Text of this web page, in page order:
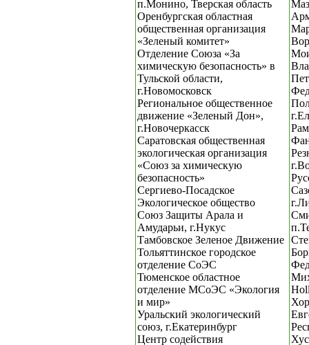
п.Монино, Тверская область
Оренбургская областная
общественная организация
«Зеленый комитет»
Отделение Союза «За
химическую безопасность» в
Тульской области,
г.Новомосковск
Региональное общественное
движение «Зеленый Дон»,
г.Новочеркасск
Саратовская общественная
экологическая организация
«Союз за химическую
безопасность»
Сергиево-Посадское
Экологическое общество
Союз Защиты Арала и
Амударьи, г.Нукус
Тамбовское Зеленое Движение
Тольяттинское городское
отделение СоЭС
Тюменское областное
отделение МСоЭС «Экология
и мир»
Уральский экологический
союз, г.Екатеринбург
Центр содействия